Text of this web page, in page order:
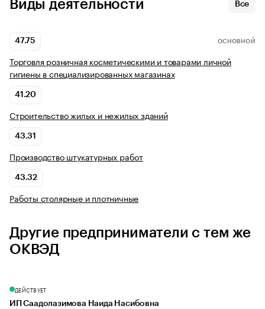
Виды деятельности Все
47.75 ОСНОВНОЙ
Торговля розничная косметическими и товарами личной
гигиены в специализированных магазинах
41.20
Строительство жилых и нежилых зданий
43.31
Производство штукатурных работ
43.32
Работы столярные и плотничные
Другие предприниматели с тем же
ОКВЭД
ДЕЙСТВУЕТ
ИП Саадолазимова Наида Насибовна